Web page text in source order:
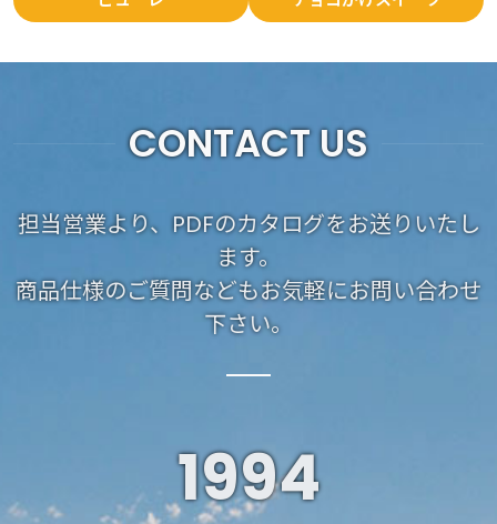
CONTACT US
担当営業より、PDFのカタログをお送りいたし
ます。
商品仕様のご質問などもお気軽にお問い合わせ
下さい。
1994